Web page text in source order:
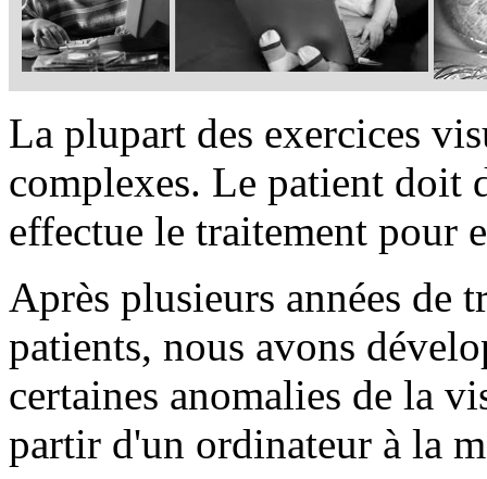
La plupart des exercices
complexes. Le patient doit
effectue le traitement pour
Après plusieurs années de
patients, nous avons
certaines anomalies de la
partir d'un ordinateur à la